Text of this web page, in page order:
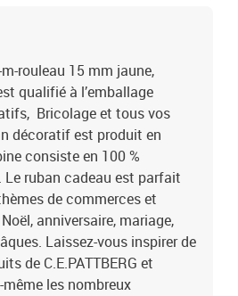
rouleau 15 mm jaune,
qualifié à l’emballage
Bricolage et tous vos
décoratif est produit en
consiste en 100 %
ruban cadeau est parfait
de commerces et
anniversaire, mariage,
Laissez-vous inspirer de
de C.E.PATTBERG et
les nombreux